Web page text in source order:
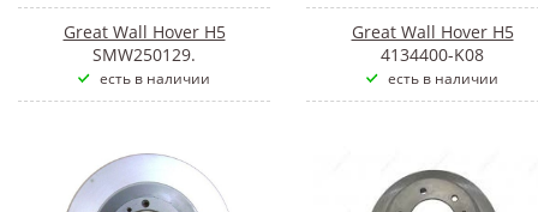
Great Wall Hover H5
SMW250129.
есть в наличии
Great Wall Hover H5
4134400-K08
есть в наличии